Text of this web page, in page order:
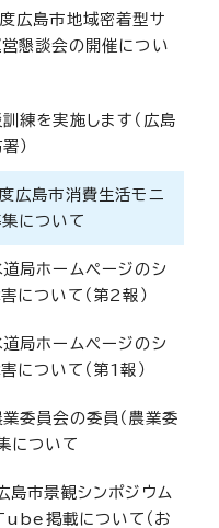
広島市地域密着型サ
懇談会の開催につい
練を実施します（広島
）
広島市消費生活モニ
について
局ホームページのシ
について（第2報）
局ホームページのシ
について（第1報）
委員会の委員（農業委
について
島市景観シンポジウム
掲載について（お